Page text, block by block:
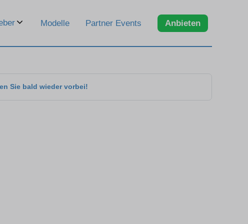
Modelle Partner Events Anbieten
Sie bald wieder vorbei!